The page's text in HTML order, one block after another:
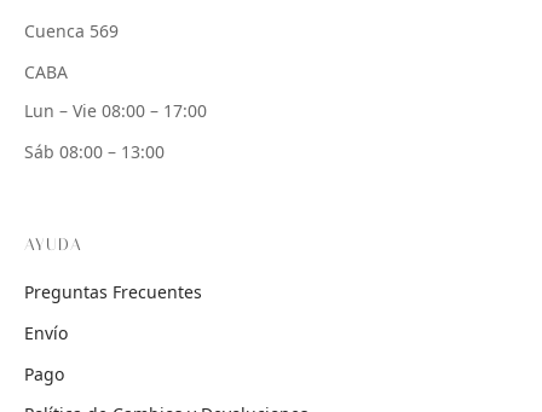
Cuenca 569
CABA
Lun – Vie 08:00 – 17:00
Sáb 08:00 – 13:00
AYUDA
Preguntas Frecuentes
Envío
Pago